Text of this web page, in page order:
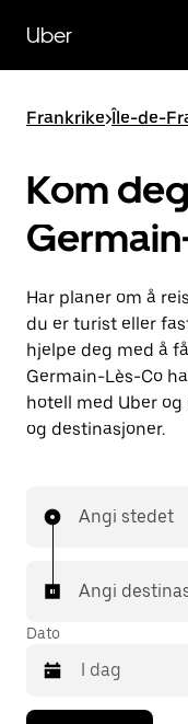
hovedinnholdet
Uber
Frankrike>Île-de-
Kom
Har planer om å
du er turist eller
hjelpe deg med å
Germain-Lès-Co
hotell med Uber
og destinasjoner.
Angi stedet
Angi
Dato